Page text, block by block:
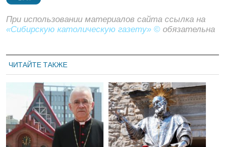
При использовании материалов сайта ссылка на
«Сибирскую католическую газету» © обязательна
ЧИТАЙТЕ ТАКЖЕ